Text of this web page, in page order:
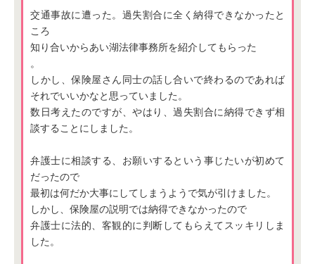
交通事故に遭った。過失割合に全く納得できなかったと
ころ
知り合いからあい湖法律事務所を紹介してもらった
。
しかし、保険屋さん同士の話し合いで終わるのであれば
それでいいかなと思っていました。
数日考えたのですが、やはり、過失割合に納得できず相
談することにしました。
弁護士に相談する、お願いするという事じたいが初めて
だったので
最初は何だか大事にしてしまうようで気が引けました。
しかし、保険屋の説明では納得できなかったので
弁護士に法的、客観的に判断してもらえてスッキリしま
した。